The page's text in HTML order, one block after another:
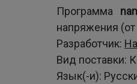
Программа
напряжения
Разработчик:
Вид поставки:
Язык(-и):